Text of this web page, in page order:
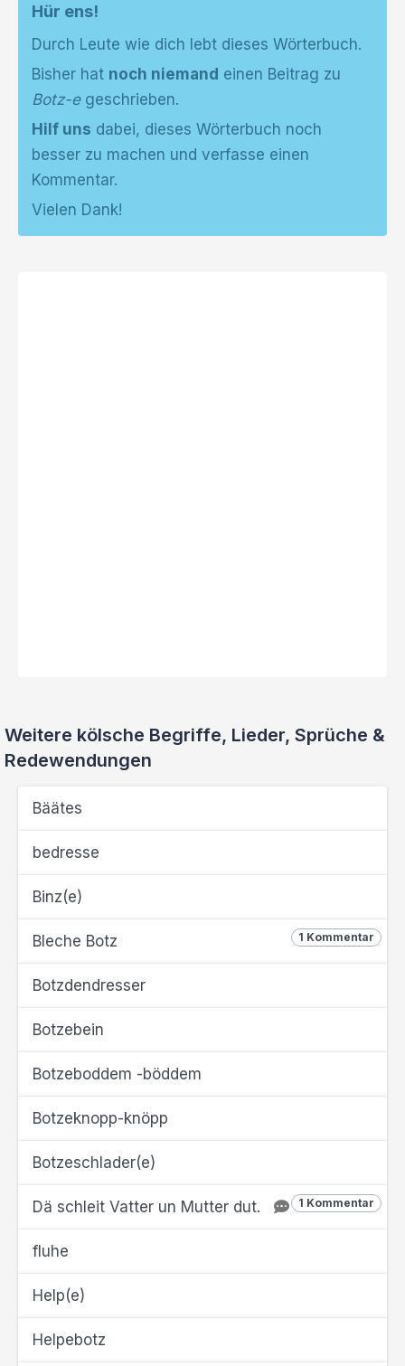
Hür ens!
Durch Leute wie dich lebt dieses Wörterbuch.
Bisher hat noch niemand einen Beitrag zu
Botz-egeschrieben.
Hilf uns dabei, dieses Wörterbuch noch
besser zu machen und verfasse einen
Kommentar.
Vielen Dank!
Weitere kölsche Begriffe, Lieder, Sprüche &
Redewendungen
Bäätes
bedresse
Binz(e)
1 Kommentar
Bleche Botz
Botzdendresser
Botzebein
Botzeboddem -böddem
Botzeknopp-knöpp
Botzeschlader(e)
1 Kommentar
Dä schleit Vatter un Mutter dut.
fluhe
Help(e)
Helpebotz